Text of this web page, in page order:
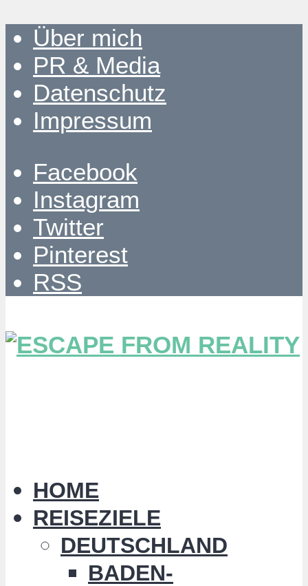
Über mich
PR & Media
Datenschutz
Impressum
Facebook
Instagram
Twitter
Pinterest
RSS
HOME
REISEZIELE
DEUTSCHLAND
BADEN-